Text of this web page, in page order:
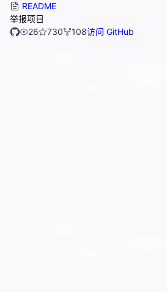
README
举报项目
26
730 108访问 GitHub